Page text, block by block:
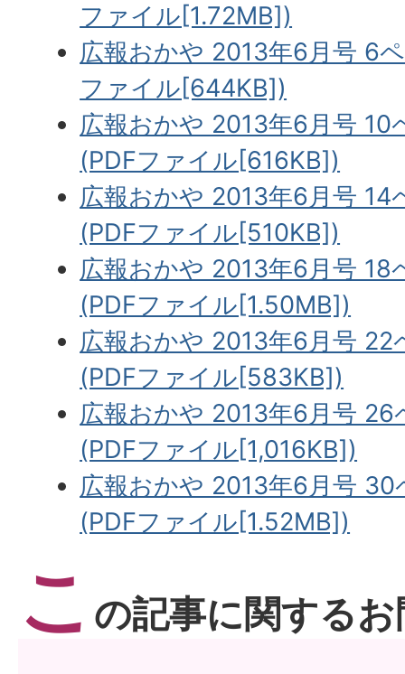
ファイル[1.72MB])
広報おかや 2013年6月号 6
ファイル[644KB])
広報おかや 2013年6月号 10
(PDFファイル[616KB])
広報おかや 2013年6月号 14
(PDFファイル[510KB])
広報おかや 2013年6月号 18
(PDFファイル[1.50MB])
広報おかや 2013年6月号
(PDFファイル[583KB])
広報おかや 2013年6月号
(PDFファイル[1,016KB])
広報おかや 2013年6月号
(PDFファイル[1.52MB])
こ の記事に関する